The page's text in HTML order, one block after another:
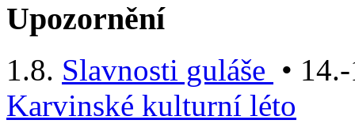
Upozornění
1.8. Slavnosti guláše •
Karvinské kulturní léto